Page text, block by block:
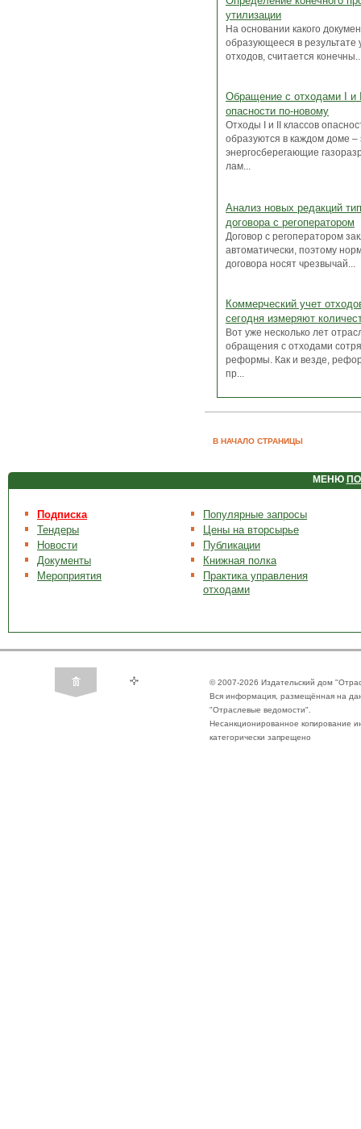
утилизации
На основании какого
образующееся в результате
отходов, считается
Обращение с отходами I и
опасности по-новому
Отходы I и II классов
образуются в каждом доме –
энергосберегающие
лам...
Анализ новых редакций
договора с регоператором
Договор с регоператором
автоматически, поэтому
договора носят чрезвычай...
Коммерческий учет
сегодня измеряют
Вот уже несколько лет
обращения с отходами
реформы. Как и везде,
пр...
В НАЧАЛО СТРАНИЦЫ
МЕНЮ
Подписка
Тендеры
Новости
Документы
Мероприятия
Популярные запросы
Цены на вторсырье
Публикации
Книжная полка
Практика управления
отходами
© 2007-2026 Издательский дом
Вся информация, размещённая на
"Отраслевые ведомости".
Несанкционированное копирование
категорически запрещено